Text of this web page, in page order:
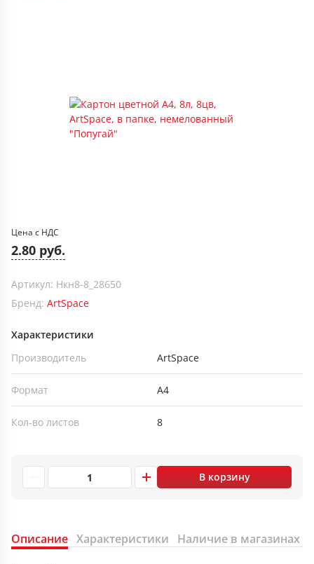
Цена с НДС
2.80 руб.
Артикул: Нкн8-8_28650
Бренд: ArtSpace
Характеристики
Производитель
ArtSpace
Формат А4
Кол-во листов 8
В корзину
Описание Характеристики Наличие в магазинах